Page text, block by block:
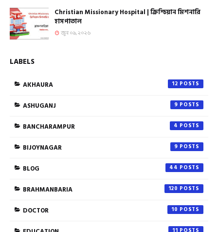
Christian Missionary Hospital | ক্রিশ্চিয়ান মিশনারি
হাসপাতাল
জুন ০৯, ২০২৬
LABELS
AKHAURA 12
ASHUGANJ 9
BANCHARAMPUR 4
BIJOYNAGAR 9
BLOG 44
BRAHMANBARIA 120
DOCTOR 10